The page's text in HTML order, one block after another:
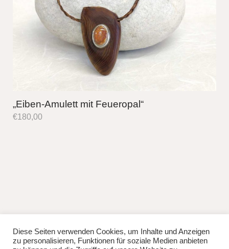
„Eiben-Amulett mit Feueropal“
€180,00
fb instag
© 2026Lisa Manhuru. Powered byWordPress
Diese Seiten verwenden Cookies, um Inhalte und Anzeigen
zu personalisieren, Funktionen für soziale Medien anbieten